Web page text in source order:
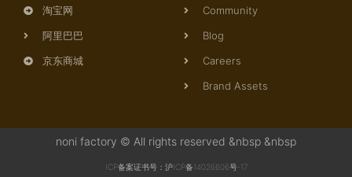
淘宝网
阿里巴巴
京东商城
Community
Blog
Careers
Brand Assets
noni factory © All rights reserved &nbsp &nbsp
ICP备案证书号：沪ICP备14026606号-17